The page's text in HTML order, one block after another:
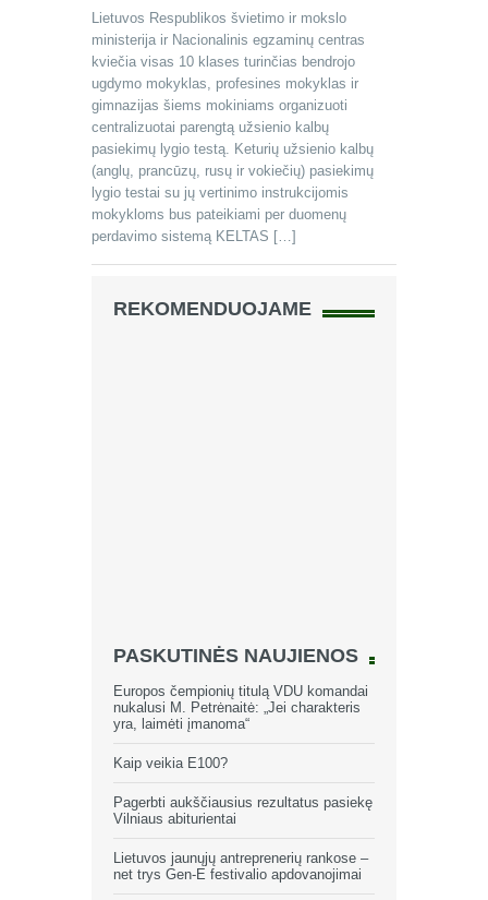
Lietuvos Respublikos švietimo ir mokslo
ministerija ir Nacionalinis egzaminų centras
kviečia visas 10 klases turinčias bendrojo
ugdymo mokyklas, profesines mokyklas ir
gimnazijas šiems mokiniams organizuoti
centralizuotai parengtą užsienio kalbų
pasiekimų lygio testą. Keturių užsienio kalbų
(anglų, prancūzų, rusų ir vokiečių) pasiekimų
lygio testai su jų vertinimo instrukcijomis
mokykloms bus pateikiami per duomenų
perdavimo sistemą KELTAS […]
REKOMENDUOJAME
PASKUTINĖS NAUJIENOS
Europos čempionių titulą VDU komandai
nukalusi M. Petrėnaitė: „Jei charakteris
yra, laimėti įmanoma“
Kaip veikia E100?
Pagerbti aukščiausius rezultatus pasiekę
Vilniaus abiturientai
Lietuvos jaunųjų antreprenerių rankose –
net trys Gen-E festivalio apdovanojimai